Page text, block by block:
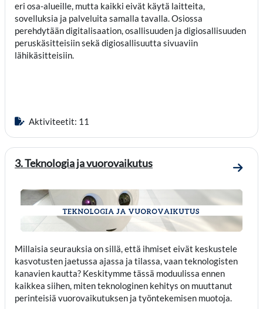
eri osa-alueille, mutta kaikki eivät käytä laitteita,
sovelluksia ja palveluita samalla tavalla. Osiossa
perehdytään digitalisaation, osallisuuden ja digiosallisuuden
peruskäsitteisiin sekä digiosallisuutta sivuaviin
lähikäsitteisiin.
Aktiviteetit: 11
3. Teknologia ja vuorovaikutus
Mene
Millaisia seurauksia on sillä, että ihmiset eivät keskustele
kasvotusten jaetussa ajassa ja tilassa, vaan teknologisten
kanavien kautta? Keskitymme tässä moduulissa ennen
kaikkea siihen, miten teknologinen kehitys on muuttanut
perinteisiä vuorovaikutuksen ja työntekemisen muotoja.